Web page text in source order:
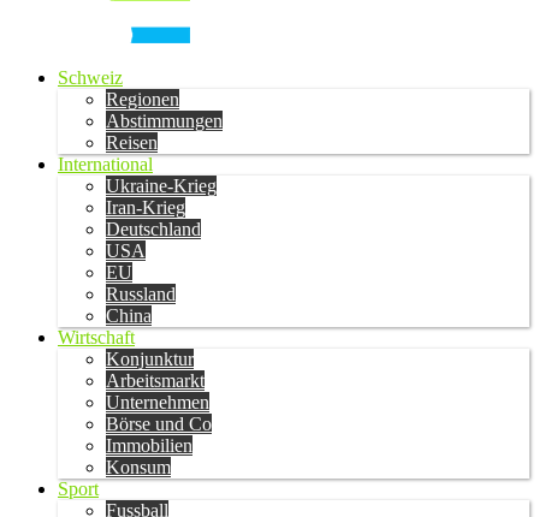
Schweiz
Regionen
Abstimmungen
Reisen
International
Ukraine-Krieg
Iran-Krieg
Deutschland
USA
EU
Russland
China
Wirtschaft
Konjunktur
Arbeitsmarkt
Unternehmen
Börse und Co
Immobilien
Konsum
Sport
Fussball